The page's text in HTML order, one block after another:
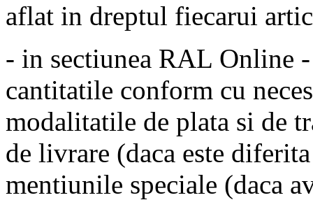
aflat in dreptul fiecarui
- in sectiunea RAL Online
cantitatile conform cu
modalitatile de plata si de
de livrare (daca este
mentiunile speciale (daca